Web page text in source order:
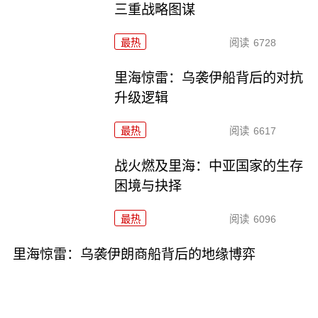
三重战略图谋
最热 阅读 6728
里海惊雷：乌袭伊船背后的对抗
升级逻辑
最热 阅读 6617
战火燃及里海：中亚国家的生存
困境与抉择
最热 阅读 6096
里海惊雷：乌袭伊朗商船背后的地缘博弈